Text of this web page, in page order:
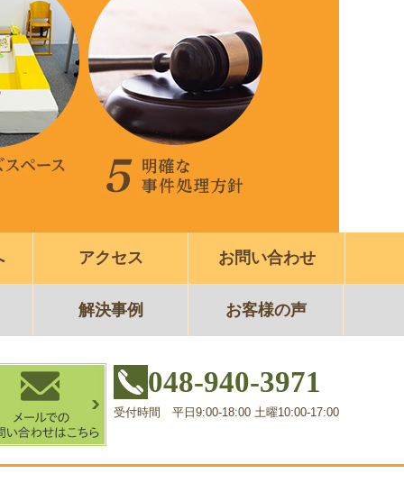
アクセス お問い合わせ
解決事例 お客様の声
048-940-3971
受付時間 平日9:00-18:00 土曜10:00-17:00